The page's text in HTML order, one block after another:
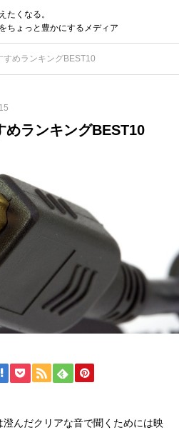
たくなる。
ちょっと豊かにするメディア
すめランキングBEST10
めランキングBEST10
んだクリアな音で聞くためには映